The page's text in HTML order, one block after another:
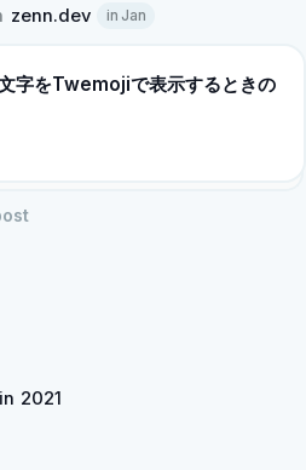
zenn.dev in Jan
字をTwemojiで表示するときの
2021